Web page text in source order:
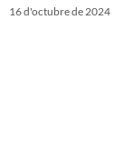
16 d'octubre de 2024